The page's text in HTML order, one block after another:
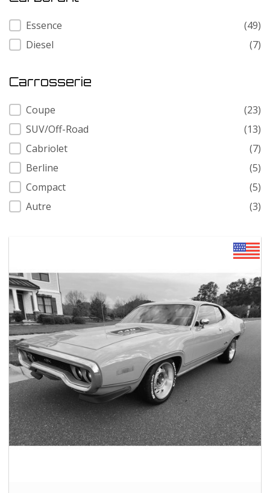
Carburant
Essence
(49)
Diesel
(7)
Carrosserie
Carrosserie
Coupe
(23)
SUV/Off-Road
(13)
Cabriolet
(7)
Berline
(5)
Compact
(5)
Autre
(3)